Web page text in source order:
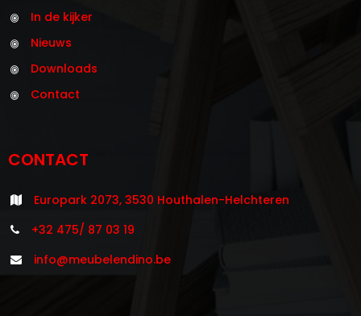
In de kijker
Nieuws
Downloads
Contact
CONTACT
Europark 2073, 3530 Houthalen-Helchteren
+32 475/ 87 03 19
info@meubelendino.be